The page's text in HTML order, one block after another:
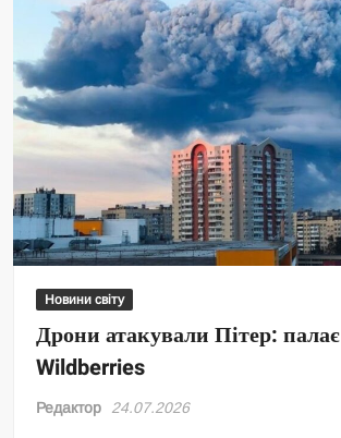
Новини світу
Дрони атакували Пітер:
Wildberries
Редактор 24.07.2026